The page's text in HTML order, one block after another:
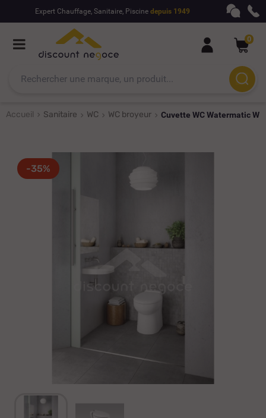
Expert Chauffage, Sanitaire, Piscine depuis 1949
0
Accueil Sanitaire WC WC broyeur Cuvette WC Watermatic W
-35%